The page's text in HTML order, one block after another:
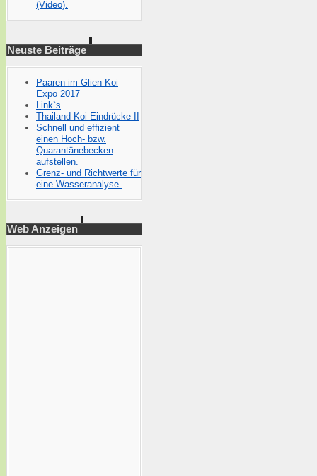
(Video).
Neuste Beiträge
Paaren im Glien Koi
Expo 2017
Link`s
Thailand Koi Eindrücke II
Schnell und effizient
einen Hoch- bzw.
Quarantänebecken
aufstellen.
Grenz- und Richtwerte für
eine Wasseranalyse.
Web Anzeigen